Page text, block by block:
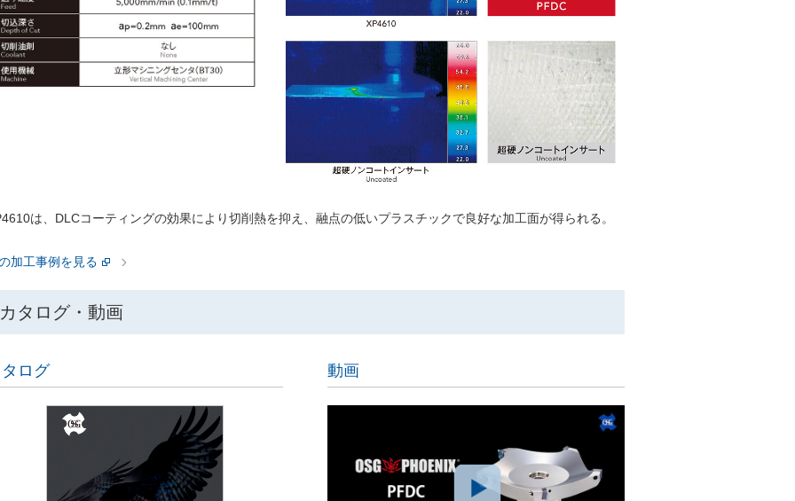
は、DLCコーティングの効果により切削熱を抑え、融点の低いプラスチックで良好な加工面が得られる。
加工事例を見る
カタログ・動画
ログ 動画